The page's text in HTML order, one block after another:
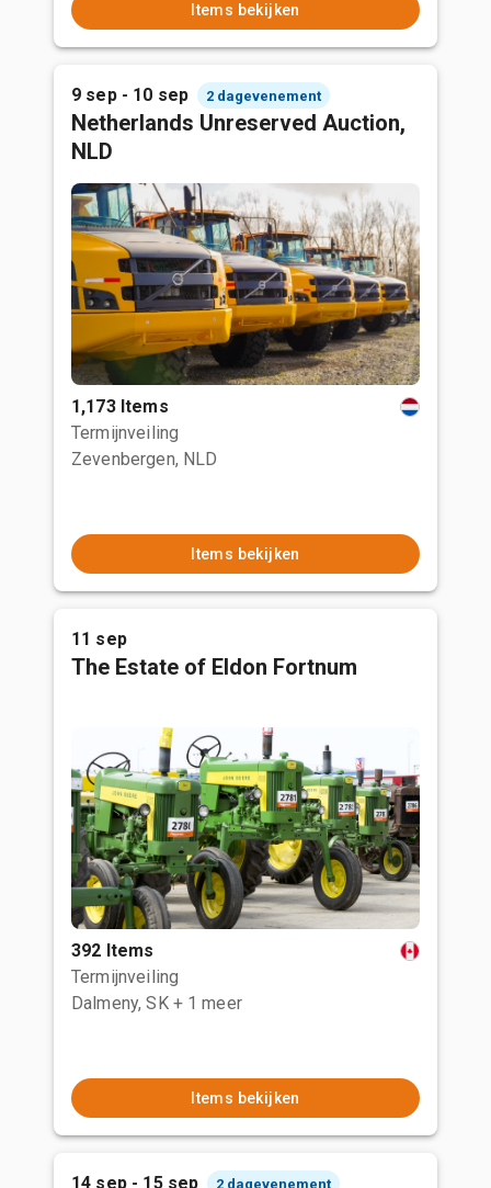
Items bekijken
9 sep - 10 sep 2 dagevenement
Netherlands Unreserved Auction,
NLD
1,173 Items
Termijnveiling
Zevenbergen, NLD
Items bekijken
11 sep
The Estate of Eldon Fortnum
392 Items
Termijnveiling
Dalmeny, SK + 1 meer
Items bekijken
14 sep - 15 sep 2 dagevenement